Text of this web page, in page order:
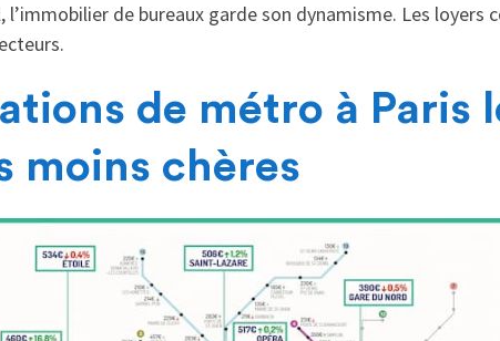
de bureaux garde son dynamisme. Les loyers
de métro à Paris
moins chères